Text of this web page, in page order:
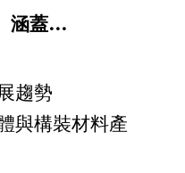
涵蓋…
趨勢
與構裝材料產